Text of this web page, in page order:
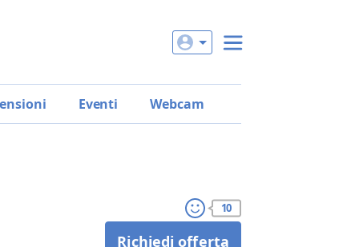
Eventi Webcam
10
Richiedi offerta